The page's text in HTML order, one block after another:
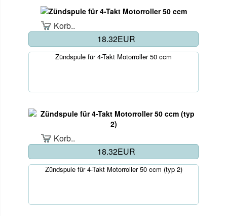
Korb..
18.32EUR
Zündspule für 4-Takt Motorroller 50 ccm
Korb..
18.32EUR
Zündspule für 4-Takt Motorroller 50 ccm (typ 2)